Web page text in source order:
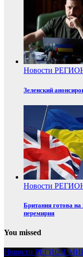
Новости
Зеленский
Новости
Британия готова на
перемирия
You missed
Новости РЕГИОН